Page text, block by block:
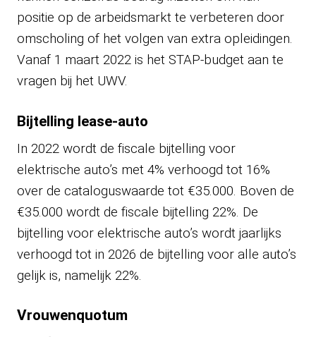
positie op de arbeidsmarkt te verbeteren door
omscholing of het volgen van extra opleidingen.
Vanaf 1 maart 2022 is het STAP-budget aan te
vragen bij het UWV.
Bijtelling lease-auto
In 2022 wordt de fiscale bijtelling voor
elektrische auto’s met 4% verhoogd tot 16%
over de cataloguswaarde tot €35.000. Boven de
€35.000 wordt de fiscale bijtelling 22%. De
bijtelling voor elektrische auto’s wordt jaarlijks
verhoogd tot in 2026 de bijtelling voor alle auto’s
gelijk is, namelijk 22%.
Vrouwenquotum